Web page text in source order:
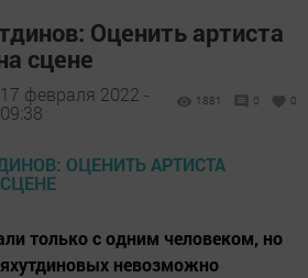
Оценить артиста
сцене
17 февраля 2022 -
09:38
1881 0 0
только с одним человеком, но
невозможно